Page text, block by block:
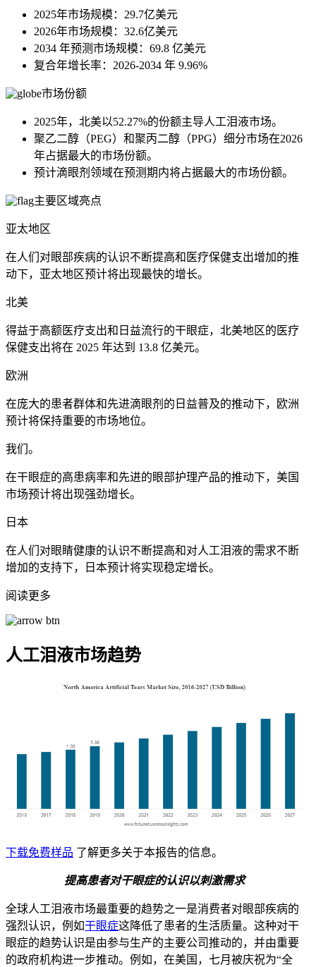
2025年市场规模：29.7亿美元
2026年市场规模：32.6亿美元
2034 年预测市场规模：69.8 亿美元
复合年增长率：2026-2034 年 9.96%
市场份额
2025年，北美以52.27%的份额主导人工泪液市场。
聚乙二醇（PEG）和聚丙二醇（PPG）细分市场在2026
年占据最大的市场份额。
预计滴眼剂领域在预测期内将占据最大的市场份额。
主要区域亮点
亚太地区
在人们对眼部疾病的认识不断提高和医疗保健支出增加的推
动下，亚太地区预计将出现最快的增长。
北美
得益于高额医疗支出和日益流行的干眼症，北美地区的医疗
保健支出将在 2025 年达到 13.8 亿美元。
欧洲
在庞大的患者群体和先进滴眼剂的日益普及的推动下，欧洲
预计将保持重要的市场地位。
我们。
在干眼症的高患病率和先进的眼部护理产品的推动下，美国
市场预计将出现强劲增长。
日本
在人们对眼睛健康的认识不断提高和对人工泪液的需求不断
增加的支持下，日本预计将实现稳定增长。
阅读更多
人工泪液市场趋势
下载免费样品 了解更多关于本报告的信息。
提高患者对干眼症的认识以刺激需求
全球人工泪液市场最重要的趋势之一是消费者对眼部疾病的
强烈认识，例如干眼症这降低了患者的生活质量。这种对干
眼症的趋势认识是由参与生产的主要公司推动的，并由重要
的政府机构进一步推动。例如，在美国，七月被庆祝为“全